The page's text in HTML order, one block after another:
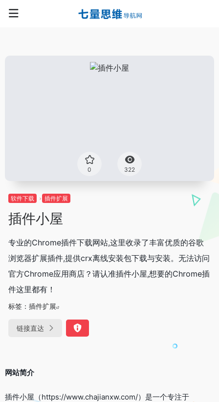
0 322
软件下载 插件扩展
插件小屋
专业的Chrome插件下载网站,这里收录了丰富优质的谷歌
浏览器扩展插件,提供crx离线安装包下载与安装。无法访问
官方Chrome应用商店？请认准插件小屋,想要的Chrome插
件这里都有！
标签： 插件扩展
链接直达
网站简介
插件小屋（https://www.chajianxw.com/）是一个专注于